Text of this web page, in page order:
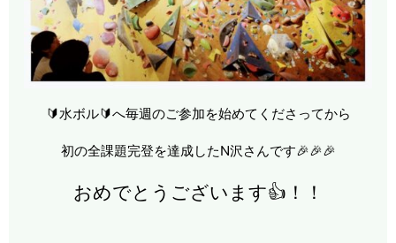
🔰水ボル🔰へ毎週のご参加を始めてくださってから
初の全課題完登を達成したN沢さんです🎉🎉🎉
おめでとうございます👍！！